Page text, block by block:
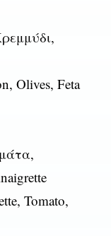
Olives, Feta
Tomato,